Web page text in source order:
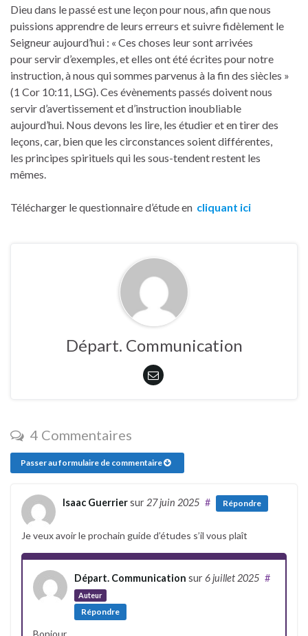
Dieu dans le passé est une leçon pour nous, afin que nous
puissions apprendre de leurs erreurs et suivre fidèlement le
Seigneur aujourd’hui : « Ces choses leur sont arrivées
pour servir d’exemples, et elles ont été écrites pour notre
instruction, à nous qui sommes parvenus à la fin des siècles »
(1 Cor 10:11, LSG). Ces évènements passés doivent nous
servir d’avertissement et d’instruction inoubliable
aujourd’hui. Nous devons les lire, les étudier et en tirer des
leçons, car, bien que les circonstances soient différentes,
les principes spirituels qui les sous-tendent restent les
mêmes.
Télécharger le questionnaire d’étude en cliquant ici
Départ. Communication
4 Commentaires
Passer au formulaire de commentaire
Isaac Guerriersur 27 juin 2025 # Répondre
Je veux avoir le prochain guide d’études s’il vous plaît
Départ. Communication sur 6 juillet 2025
Auteur
#
Répondre